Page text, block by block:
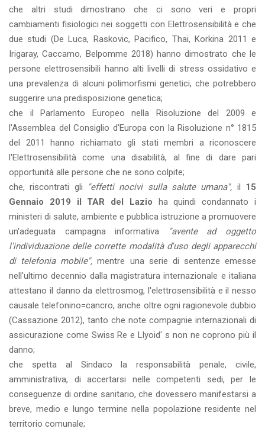
che altri studi dimostrano che ci sono veri e propri
cambiamenti fisiologici nei soggetti con Elettrosensibilità e che
due studi (De Luca, Raskovic, Pacifico, Thai, Korkina 2011 e
Irigaray, Caccamo, Belpomme 2018) hanno dimostrato che le
persone elettrosensibili hanno alti livelli di stress ossidativo e
una prevalenza di alcuni polimorfismi genetici, che potrebbero
suggerire una predisposizione genetica;
che il Parlamento Europeo nella Risoluzione del 2009 e
l'Assemblea del Consiglio d'Europa con la Risoluzione n° 1815
del 2011 hanno richiamato gli stati membri a riconoscere
l'Elettrosensibilità come una disabilità, al fine di dare pari
opportunità alle persone che ne sono colpite;
che, riscontrati gli
"effetti nocivi sulla salute umana", il 15
Gennaio 2019 il TAR del Lazio
ha quindi condannato i
ministeri di salute, ambiente e pubblica istruzione a promuovere
un'adeguata campagna informativa
"avente ad oggetto
l'individuazione delle corrette modalità d'uso degli apparecchi
di telefonia mobile",mentre una serie di sentenze emesse
nell'ultimo decennio dalla magistratura internazionale e italiana
attestano il danno da elettrosmog, l'elettrosensibilità e il nesso
causale telefonino=cancro, anche oltre ogni ragionevole dubbio
(Cassazione 2012), tanto che note compagnie internazionali di
assicurazione come Swiss Re e Llyoid' s non ne coprono più il
danno;
che spetta al Sindaco la responsabilità penale, civile,
amministrativa, di accertarsi nelle competenti sedi, per le
conseguenze di ordine sanitario, che dovessero manifestarsi a
breve, medio e lungo termine nella popolazione residente nel
territorio comunale;